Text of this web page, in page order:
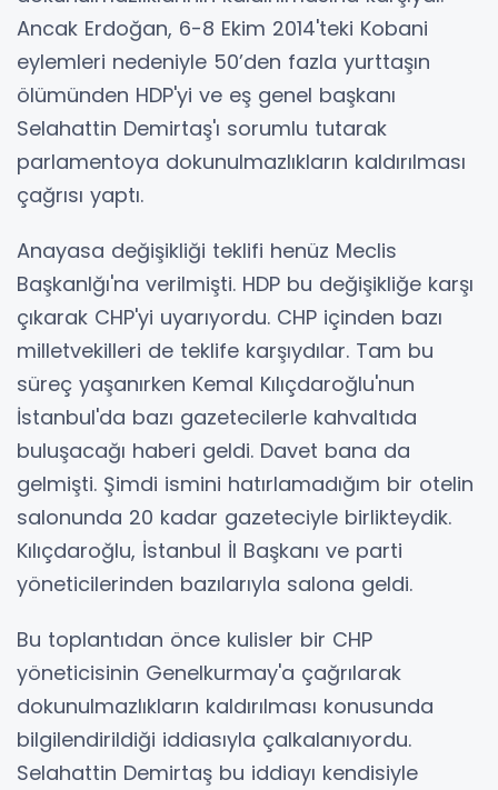
Ancak Erdoğan, 6-8 Ekim 2014'teki Kobani
eylemleri nedeniyle 50’den fazla yurttaşın
ölümünden HDP'yi ve eş genel başkanı
Selahattin Demirtaş'ı sorumlu tutarak
parlamentoya dokunulmazlıkların kaldırılması
çağrısı yaptı.
Anayasa değişikliği teklifi henüz Meclis
Başkanlğı'na verilmişti. HDP bu değişikliğe karşı
çıkarak CHP'yi uyarıyordu. CHP içinden bazı
milletvekilleri de teklife karşıydılar. Tam bu
süreç yaşanırken Kemal Kılıçdaroğlu'nun
İstanbul'da bazı gazetecilerle kahvaltıda
buluşacağı haberi geldi. Davet bana da
gelmişti. Şimdi ismini hatırlamadığım bir otelin
salonunda 20 kadar gazeteciyle birlikteydik.
Kılıçdaroğlu, İstanbul İl Başkanı ve parti
yöneticilerinden bazılarıyla salona geldi.
Bu toplantıdan önce kulisler bir CHP
yöneticisinin Genelkurmay'a çağrılarak
dokunulmazlıkların kaldırılması konusunda
bilgilendirildiği iddiasıyla çalkalanıyordu.
Selahattin Demirtaş bu iddiayı kendisiyle